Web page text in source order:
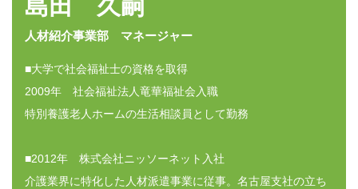
島田 久嗣
人材紹介事業部 マネージャー
■大学で社会福祉士の資格を取得
2009年 社会福祉法人竜華福祉会入職
特別養護老人ホームの生活相談員として勤務
■2012年 株式会社ニッソーネット入社
介護業界に特化した人材派遣事業に従事。名古屋支社の立ち